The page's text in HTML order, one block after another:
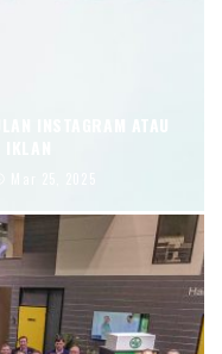
INSTAGRAM ATAU